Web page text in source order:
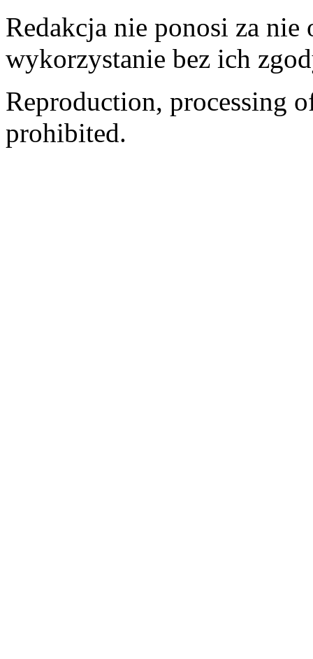
Redakcja nie ponosi za
wykorzystanie bez ich
Reproduction, processing
prohibited.